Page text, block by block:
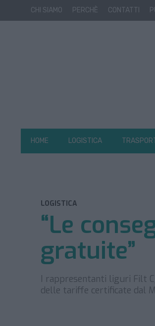
CHI SIAMO PERCHÈ CONTATTI
HOME LOGISTICA
LOGISTICA
“Le
gratuite”
I rappresentanti liguri Filt
delle tariffe certificate dal